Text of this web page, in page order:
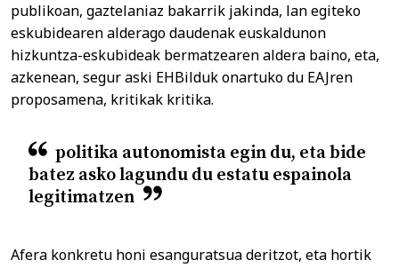
publikoan, gaztelaniaz bakarrik jakinda, lan egiteko
eskubidearen alderago daudenak euskaldunon
hizkuntza-eskubideak bermatzearen aldera baino, eta,
azkenean, segur aski EHBilduk onartuko du EAJren
proposamena, kritikak kritika.
politika autonomista egin du, eta bide
batez asko lagundu du estatu espainola
legitimatzen
Afera konkretu honi esanguratsua deritzot, eta hortik